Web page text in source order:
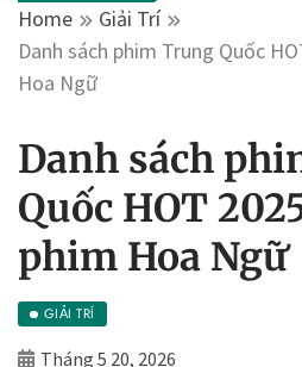
Home
Giải Trí
Danh sách phim Trung Quốc
Hoa Ngữ
Danh sách
Quốc HOT
phim Hoa Ngữ
GIẢI TRÍ
Tháng 5 20, 2026